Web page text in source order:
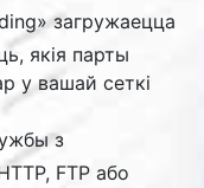
» загружаецца
якія парты
у вашай сеткі
з
FTP або